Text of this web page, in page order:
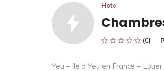
Hote
(0)
Yeu – Ile d Yeu en France –